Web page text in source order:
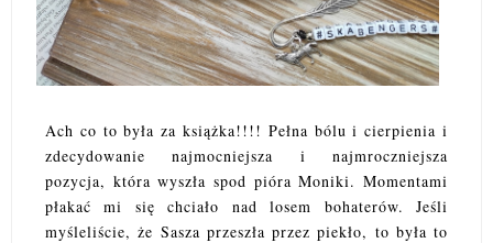
Ach co to była za książka!!!! Pełna bólu i cierpienia i
zdecydowanie najmocniejsza i najmroczniejsza
pozycja, która wyszła spod pióra Moniki. Momentami
płakać mi się chciało nad losem bohaterów. Jeśli
myśleliście, że Sasza przeszła przez piekło, to była to